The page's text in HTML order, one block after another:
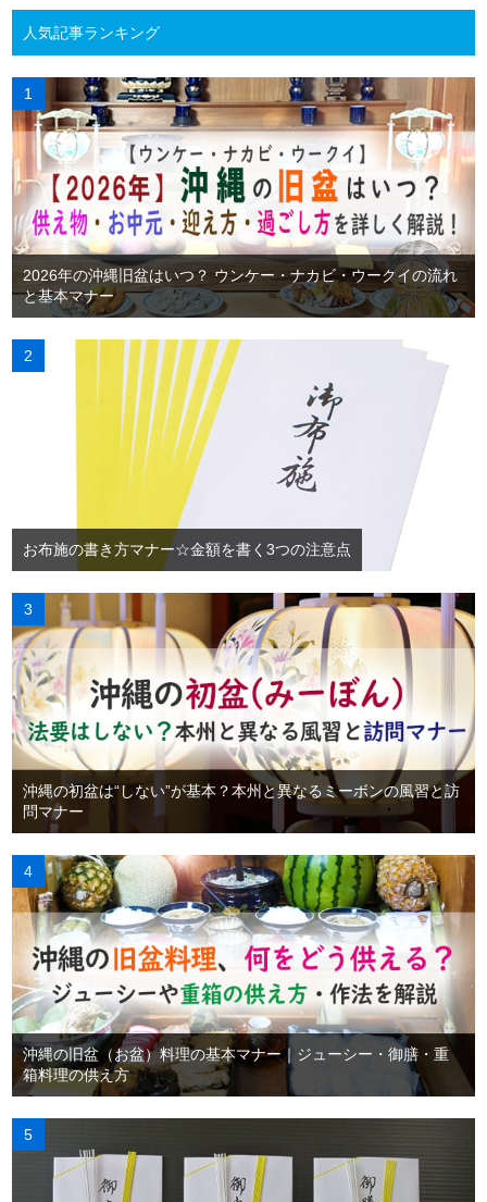
人気記事ランキング
2026年の沖縄旧盆はいつ？ ウンケー・ナカビ・ウークイの流れ
と基本マナー
お布施の書き方マナー☆金額を書く3つの注意点
沖縄の初盆は“しない”が基本？本州と異なるミーボンの風習と訪
問マナー
沖縄の旧盆（お盆）料理の基本マナー｜ジューシー・御膳・重
箱料理の供え方